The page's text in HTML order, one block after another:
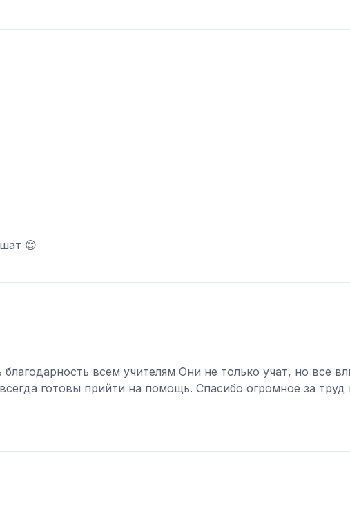
😊
всем учителям Они не только учат, но все
готовы прийти на помощь. Спасибо огромное за труд